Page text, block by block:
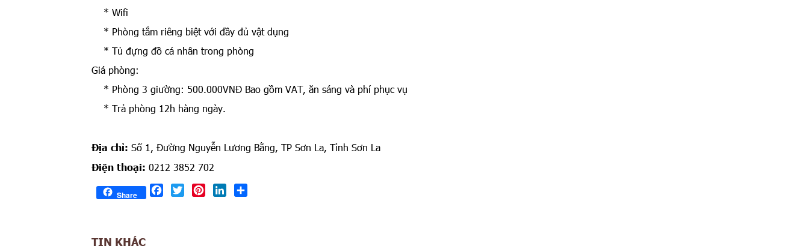
* Wifi
* Phòng tắm riêng biệt với đầy đủ vật dụng
* Tủ đựng đồ cá nhân trong phòng
Giá phòng:
* Phòng 3 giường: 500.000VNĐ Bao gồm VAT, ăn sáng và phí phục vụ
* Trả phòng 12h hàng ngày.
Địa chỉ: Số 1, Đường Nguyễn Lương Bằng, TP Sơn La, Tỉnh Sơn La
Điện thoại: 0212 3852 702
Share Facebook
TwitterPinterestLinkedIn
TIN KHÁC